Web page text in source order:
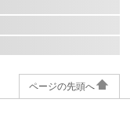
ページの先頭へ